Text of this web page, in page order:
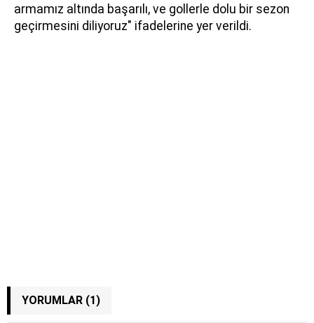
armamız altında başarılı, ve gollerle dolu bir sezon
geçirmesini diliyoruz" ifadelerine yer verildi.
YORUMLAR (1)